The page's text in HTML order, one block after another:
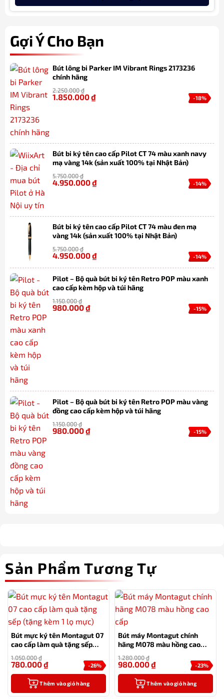
Gợi Ý Cho Bạn
Bút lông bi Parker IM Vibrant Rings 2173236
chính hãng
2.250.000₫
-18%
1.850.000₫
Bút bi ký tên cao cấp Pilot CT 74 màu xanh navy
mạ vàng 14k (sản xuất 100% tại Nhật Bản)
5.750.000₫
-14%
4.950.000₫
Bút bi ký tên cao cấp Pilot CT 74 màu đen mạ
vàng 14k (sản xuất 100% tại Nhật Bản)
5.750.000₫
-14%
4.950.000₫
Pilot – Bộ quà bút bi ký tên Retro POP màu xanh
cao cấp kèm hộp và túi hãng
1.150.000₫
-15%
980.000₫
Pilot – Bộ quà bút bi ký tên Retro POP màu vàng
đồng cao cấp kèm hộp và túi hãng
1.150.000₫
-15%
980.000₫
Sản Phẩm Tương Tự
Bút mực ký tên Montagut 07
cao cấp làm quà tặng sếp
1.050.000₫
-26%
780.000₫
Thêm vào giỏ hàng
Bút máy Montagut chính
hãng M078 màu hồng cao
1.280.000₫
-23%
980.000₫
Thêm vào giỏ hàng